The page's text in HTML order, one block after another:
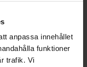
anpassa innehållet
funktioner
trafik. Vi